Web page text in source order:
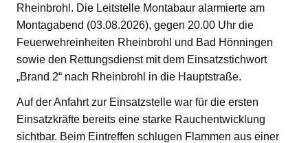
Rheinbrohl. Die Leitstelle Montabaur alarmierte am
Montagabend (03.08.2026), gegen 20.00 Uhr die
Feuerwehreinheiten Rheinbrohl und Bad Hönningen
sowie den Rettungsdienst mit dem Einsatzstichwort
„Brand 2“ nach Rheinbrohl in die Hauptstraße.
Auf der Anfahrt zur Einsatzstelle war für die ersten
Einsatzkräfte bereits eine starke Rauchentwicklung
sichtbar. Beim Eintreffen schlugen Flammen aus einer